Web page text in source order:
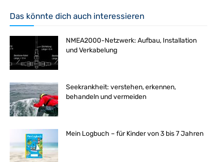
Das könnte dich auch interessieren
NMEA2000-Netzwerk: Aufbau, Installation
und Verkabelung
Seekrankheit: verstehen, erkennen,
behandeln und vermeiden
Mein Logbuch – für Kinder von 3 bis 7 Jahren